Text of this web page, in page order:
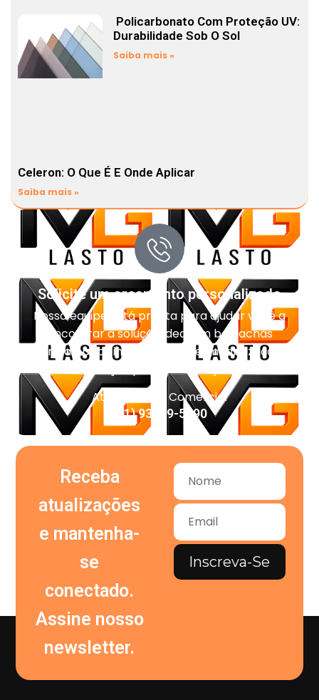
Policarbonato Com Proteção UV:
Durabilidade Sob O Sol
Saiba mais »
Celeron: O Que É E Onde Aplicar
Saiba mais »
Solicite um orçamento personalizado
Nossa equipe está pronta para ajudar você a
encontrar a solução ideal em borrachas
técnicas, pisos industriais, impermeabilização e
vedação para o seu projeto.
Atendimento Comercial
(11) 93959-5090
Receba
atualizações
e mantenha-
se
conectado.
Assine nosso
newsletter.
Inscreva-Se